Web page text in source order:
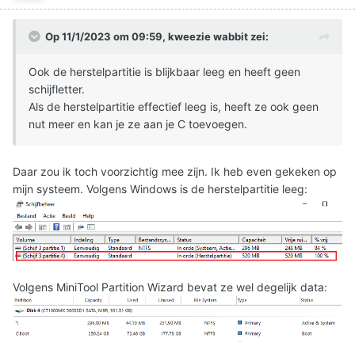
Op 11/1/2023 om 09:59, kweezie wabbitzei:
Ook de herstelpartitie is blijkbaar leeg en heeft geen
schijfletter.
Als de herstelpartitie effectief leeg is, heeft ze ook geen
nut meer en kan je ze aan je C toevoegen.
Daar zou ik toch voorzichtig mee zijn. Ik heb even gekeken op
mijn systeem. Volgens Windows is de herstelpartitie leeg:
Volgens MiniTool Partition Wizard bevat ze wel degelijk data: